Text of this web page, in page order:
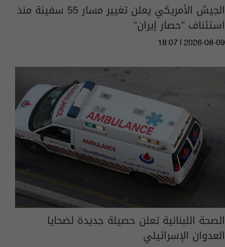
الجيش الأمريكي يعلن تغيير مسار 55 سفينة منذ
استئناف "حصار إيران"
18:07 | 2026-08-09
الصحة اللبنانية تعلن حصيلة جديدة لضحايا
العدوان الإسرائيلي